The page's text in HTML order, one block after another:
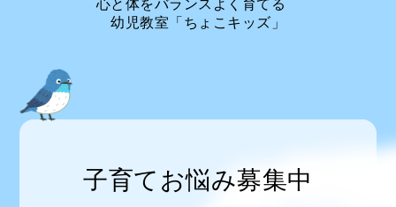
心と体をバランスよく育てる
幼児教室「ちょこキッズ」
子育てお悩み募集中